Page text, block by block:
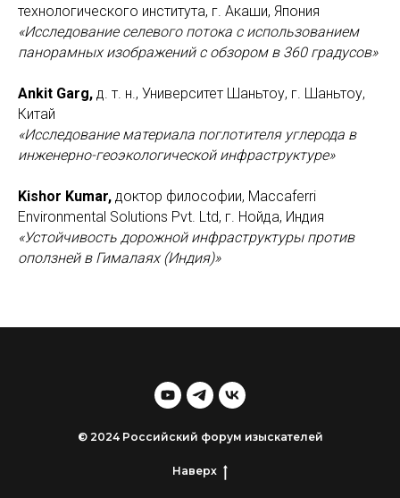
технологического института, г. Акаши, Япония
«Исследование селевого потока с использованием
панорамных изображений с обзором в 360 градусов»
Ankit Garg, д. т. н., Университет Шаньтоу, г. Шаньтоу,
Китай
«Исследование материала поглотителя углерода в
инженерно-геоэкологической инфраструктуре»
Kishor Kumar, доктор философии, Maccaferri
Environmental Solutions Pvt. Ltd, г. Нойда, Индия
«Устойчивость дорожной инфраструктуры против
оползней в Гималаях (Индия)»
© 2024 Российский форум изыскателей
Наверх